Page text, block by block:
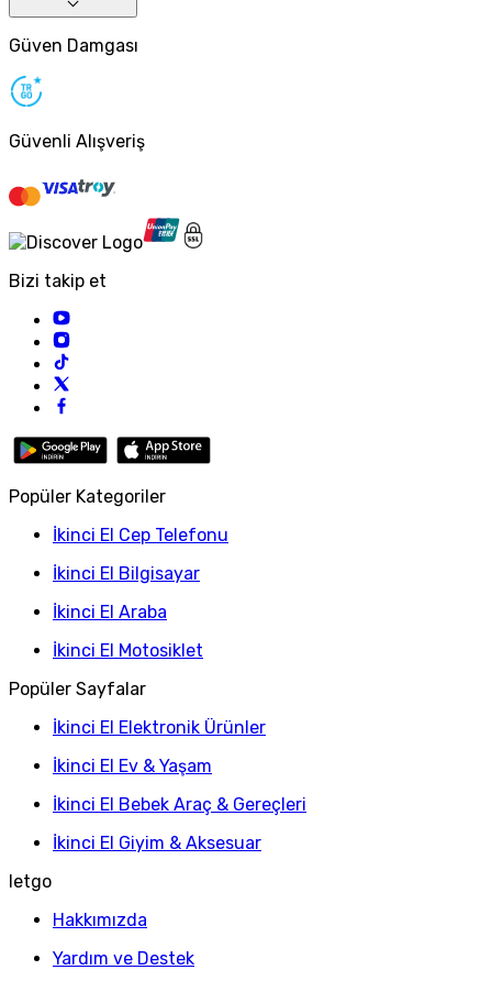
Güven Damgası
Güvenli Alışveriş
Bizi takip et
Popüler Kategoriler
İkinci El Cep Telefonu
İkinci El Bilgisayar
İkinci El Araba
İkinci El Motosiklet
Popüler Sayfalar
İkinci El Elektronik Ürünler
İkinci El Ev & Yaşam
İkinci El Bebek Araç & Gereçleri
İkinci El Giyim & Aksesuar
letgo
Hakkımızda
Yardım ve Destek